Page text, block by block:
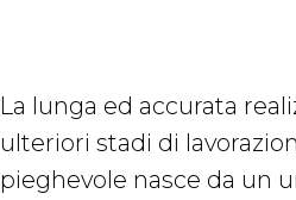
La lunga ed accurata
ulteriori stadi di
pieghevole nasce da un